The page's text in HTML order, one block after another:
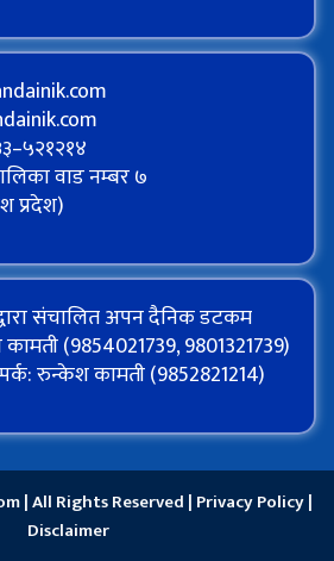
वाड नम्बर ७
प्रदेश)
संचालित अपन दैनिक डटकम
(9854021739, 9801321739)
रुन्केश कामती (9852821214)
| All Rights Reserved | Privacy Policy|
Disclaimer